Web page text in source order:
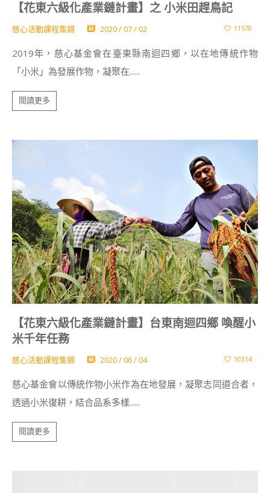
【花東六級化產業鏈計畫】之 小米田趕鳥記
慈心活動課程集錦 2020 / 07 / 02 11570
2019年，慈心基金會在臺東縣南迴四鄉，以在地傳統作物
「小米」為發展作物，凝聚在......
閱讀更多
【花東六級化產業鏈計畫】台東南迴四鄉 喚醒小
米千年任務
慈心活動課程集錦 2020 / 06 / 04 10314
慈心基金會以傳統作物小米作為在地發展，凝聚志同道合者，
透過小米復耕，結合品系多樣......
閱讀更多